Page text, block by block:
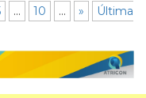
... 10 ... »
Última